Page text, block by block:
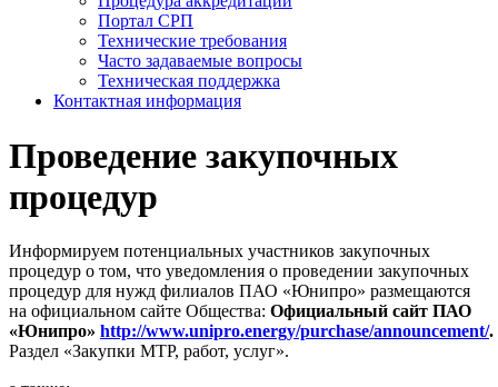
Портал СРП
Технические требования
Часто задаваемые вопросы
Техническая поддержка
Контактная информация
Проведение закупочных
процедур
Информируем потенциальных участников закупочных
процедур о том, что уведомления о проведении закупочных
процедур для нужд филиалов ПАО «Юнипро» размещаются
на официальном сайте Общества: Официальный сайт ПАО
«Юнипро» http://www.unipro.energy/purchase/announcement/.
Раздел «Закупки МТР, работ, услуг».